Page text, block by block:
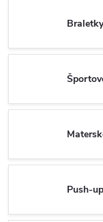
Push-up